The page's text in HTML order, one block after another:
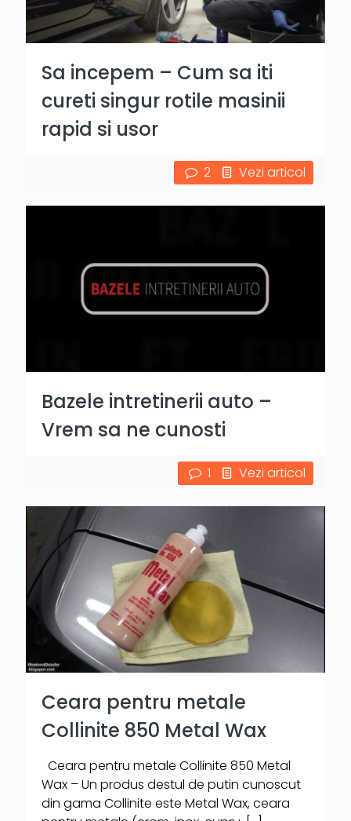
Sa incepem – Cum sa iti
cureti singur rotile masinii
rapid si usor
2 Vezi articol
Bazele intretinerii auto –
Vrem sa ne cunosti
1 Vezi articol
Ceara pentru metale
Collinite 850 Metal Wax
Ceara pentru metale Collinite 850 Metal
Wax – Un produs destul de putin cunoscut
din gama Collinite este Metal Wax, ceara